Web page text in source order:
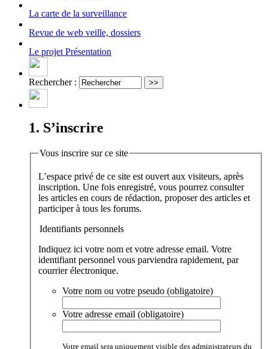
La carte de la surveillance
Revue de web veille, dossiers
Le projet Présentation
Rechercher :
1. S’inscrire
Vous inscrire sur ce site
L’espace privé de ce site est ouvert aux visiteurs, après
inscription. Une fois enregistré, vous pourrez consulter
les articles en cours de rédaction, proposer des articles et
participer à tous les forums.
Identifiants personnels
Indiquez ici votre nom et votre adresse email. Votre
identifiant personnel vous parviendra rapidement, par
courrier électronique.
Votre nom ou votre pseudo (obligatoire)
Votre adresse email (obligatoire)
Votre email sera uniquement visible des administrateurs du